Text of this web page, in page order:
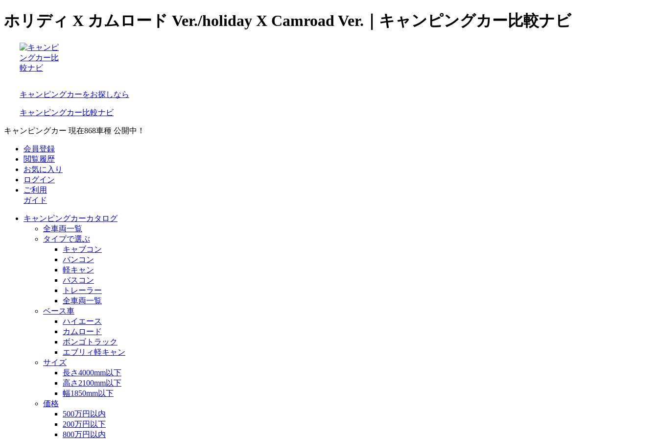
ホリディ X カムロード Ver./holiday X Camroad Ver.｜キャンピングカー比較ナビ
キャンピングカーをお探しなら
キャンピングカー比較ナビ
キャンピングカー 現在868車種 公開中！
会員登録
閲覧履歴
お気に入り
ログイン
ご利用
ガイド
キャンピングカーカタログ
全車両一覧
タイプで選ぶ
キャブコン
バンコン
軽キャン
バスコン
トレーラー
全車両一覧
ベース車
ハイエース
カムロード
ボンゴトラック
エブリィ軽キャン
サイズ
長さ4000mm以下
高さ2100mm以下
幅1850mm以下
価格
500万円以内
200万円以下
800万円以内